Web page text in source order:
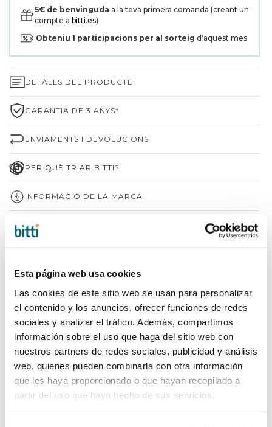
Esta página web usa cookies
Las cookies de este sitio web se usan para personalizar
el contenido y los anuncios, ofrecer funciones de redes
sociales y analizar el tráfico. Además, compartimos
información sobre el uso que haga del sitio web con
nuestros partners de redes sociales, publicidad y análisis
web, quienes pueden combinarla con otra información
que les haya proporcionado o que hayan recopilado a
partir del uso que haya hecho de sus servicios.
5€ de benvinguda a la teva primera comanda (creant un
compte a bitti.es)
Obteniu 1 participacions per al sorteig d'aquest mes
DETALLS DEL PRODUCTE
GARANTIA DE 3 ANYS*
ENVIAMENTS I DEVOLUCIONS
PER QUÈ TRIAR BITTI?
INFORMACIÓ DE LA MARCA
COMPLETA LA TEVA COMPRA